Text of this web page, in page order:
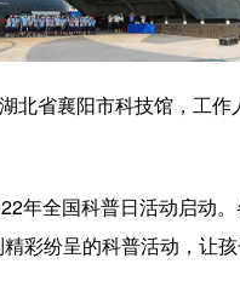
人居 信息化
省襄阳市科技馆，工作
全国科普日活动启动。
彩纷呈的科普活动，让